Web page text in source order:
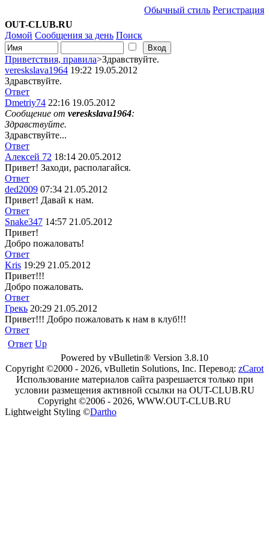
Обычный стиль Регистрация
OUT-CLUB.RU
Домой Сообщения за день Поиск
Приветствия, правила>Здравствуйте.
vereskslava1964 19:22 19.05.2012
Здравствуйте.
Ответ
Dmetriy74 22:16 19.05.2012
Сообщение от vereskslava1964:
Здравствуйте.
Здравствуйте...
Ответ
Алексей 72 18:14 20.05.2012
Привет! Заходи, располагайся.
Ответ
ded2009 07:34 21.05.2012
Привет! Давай к нам.
Ответ
Snake347 14:57 21.05.2012
Привет!
Добро пожаловать!
Ответ
Kris 19:29 21.05.2012
Привет!!!
Добро пожаловать.
Ответ
Грекь 20:29 21.05.2012
Привет!!! Добро пожаловать к нам в клуб!!!
Ответ
Ответ Up
Powered by vBulletin® Version 3.8.10
Copyright ©2000 - 2026, vBulletin Solutions, Inc. Перевод: zCarot
Использование материалов сайта разрешается только при
условии размещения активной ссылки на OUT-CLUB.RU
Copyright ©2006 - 2026, WWW.OUT-CLUB.RU
Lightweight Styling ©Dartho